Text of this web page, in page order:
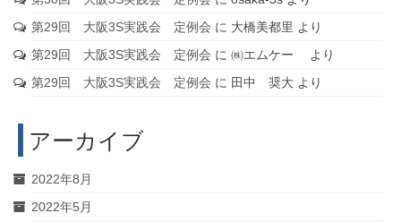
第29回 大阪3S実践会 定例会 に 大橋美都里 より
第29回 大阪3S実践会 定例会 に ㈱エムケー
より
第29回 大阪3S実践会 定例会 に 田中 奨大 より
アーカイブ
2022年8月
2022年5月